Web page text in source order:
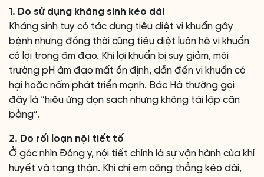
1. Do sử dụng kháng sinh kéo dài
Kháng sinh tuy có tác dụng tiêu diệt vi khuẩn gây
bệnh nhưng đồng thời cũng tiêu diệt luôn hệ vi khuẩn
có lợi trong âm đạo. Khi lợi khuẩn bị suy giảm, môi
trường pH âm đạo mất ổn định, dẫn đến vi khuẩn có
hại hoặc nấm phát triển mạnh. Bác Hà thường gọi
đây là “hiệu ứng dọn sạch nhưng không tái lập cân
bằng”.
2. Do rối loạn nội tiết tố
Ở góc nhìn Đông y, nội tiết chính là sự vận hành của khí
huyết và tạng thận. Khi chị em căng thẳng kéo dài,